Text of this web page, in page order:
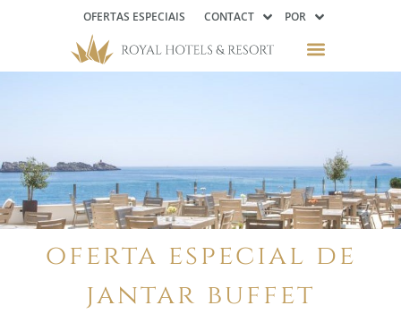
OFERTAS ESPECIAIS CONTACT POR
oferta especial de
jantar buffet